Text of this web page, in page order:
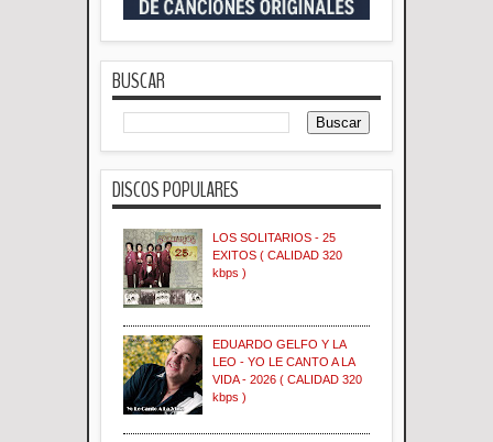
BUSCAR
DISCOS POPULARES
LOS SOLITARIOS - 25
EXITOS ( CALIDAD 320
kbps )
EDUARDO GELFO Y LA
LEO - YO LE CANTO A LA
VIDA - 2026 ( CALIDAD 320
kbps )